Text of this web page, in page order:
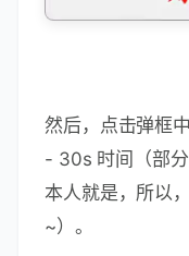
然后，点击弹框
- 30s 时间（部分
本人就是，所以
~）。